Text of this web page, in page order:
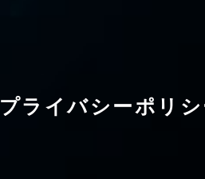
プライバシーポリシ